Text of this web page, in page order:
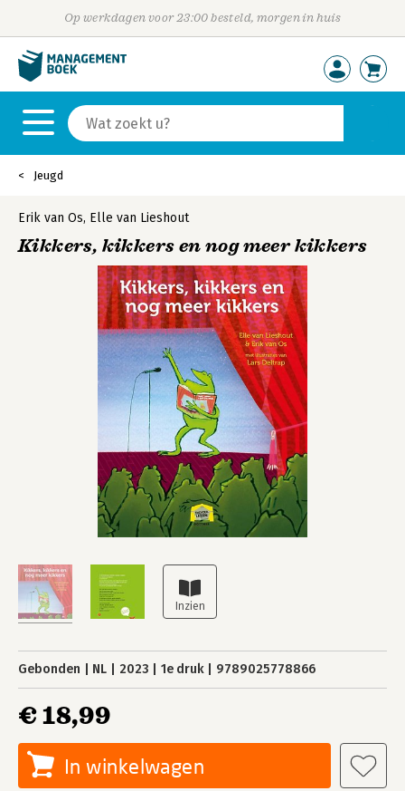
Op werkdagen voor 23:00 besteld, morgen in huis
Jeugd
Erik van Os, Elle van Lieshout
Kikkers, kikkers en nog meer kikkers
Gebonden NL 2023 1e druk 9789025778866
€ 18,99
In winkelwagen